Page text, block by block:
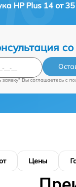
HP Plus 14 от
Вы соглашаетесь c
Цены